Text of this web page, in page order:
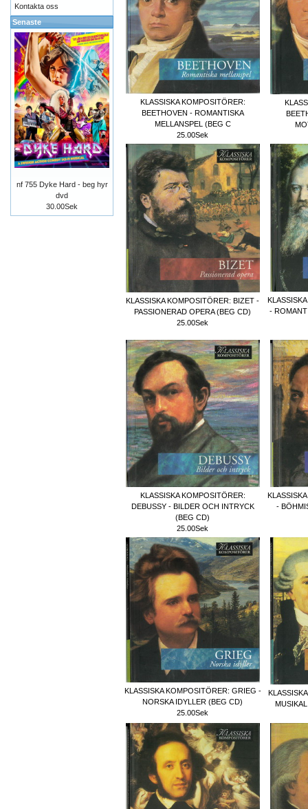
KLASSISKA KOMPOSITÖRER:
BEETHOVEN - ROMANTISKA
MELLANSPEL (BEG C
25.00Sek
KLASSISKA KOMPOSITÖRER: BIZET -
PASSIONERAD OPERA (BEG CD)
25.00Sek
-
KLASSISKA KOMPOSITÖRER:
DEBUSSY - BILDER OCH INTRYCK
(BEG CD)
25.00Sek
-
KLASSISKA KOMPOSITÖRER: GRIEG -
NORSKA IDYLLER (BEG CD)
25.00Sek
Kontakta oss
Senaste
nf 755 Dyke Hard - beg hyr
dvd
30.00Sek